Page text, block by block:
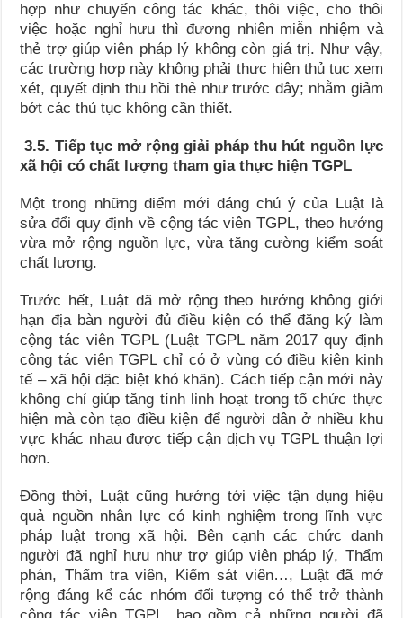
hợp như chuyển công tác khác, thôi việc, cho thôi
việc hoặc nghỉ hưu thì đương nhiên miễn nhiệm và
thẻ trợ giúp viên pháp lý không còn giá trị. Như vậy,
các trường hợp này không phải thực hiện thủ tục xem
xét, quyết định thu hồi thẻ như trước đây; nhằm giảm
bớt các thủ tục không cần thiết.
3.5. Tiếp tục mở rộng giải pháp thu hút nguồn lực
xã hội có chất lượng tham gia thực hiện TGPL
Một trong những điểm mới đáng chú ý của Luật là
sửa đổi quy định về cộng tác viên TGPL, theo hướng
vừa mở rộng nguồn lực, vừa tăng cường kiểm soát
chất lượng.
Trước hết, Luật đã mở rộng theo hướng không giới
hạn địa bàn người đủ điều kiện có thể đăng ký làm
cộng tác viên TGPL (Luật TGPL năm 2017 quy định
cộng tác viên TGPL chỉ có ở vùng có điều kiện kinh
tế – xã hội đặc biệt khó khăn). Cách tiếp cận mới này
không chỉ giúp tăng tính linh hoạt trong tổ chức thực
hiện mà còn tạo điều kiện để người dân ở nhiều khu
vực khác nhau được tiếp cận dịch vụ TGPL thuận lợi
hơn.
Đồng thời, Luật cũng hướng tới việc tận dụng hiệu
quả nguồn nhân lực có kinh nghiệm trong lĩnh vực
pháp luật trong xã hội. Bên cạnh các chức danh
người đã nghỉ hưu như trợ giúp viên pháp lý, Thẩm
phán, Thẩm tra viên, Kiểm sát viên…, Luật đã mở
rộng đáng kể các nhóm đối tượng có thể trở thành